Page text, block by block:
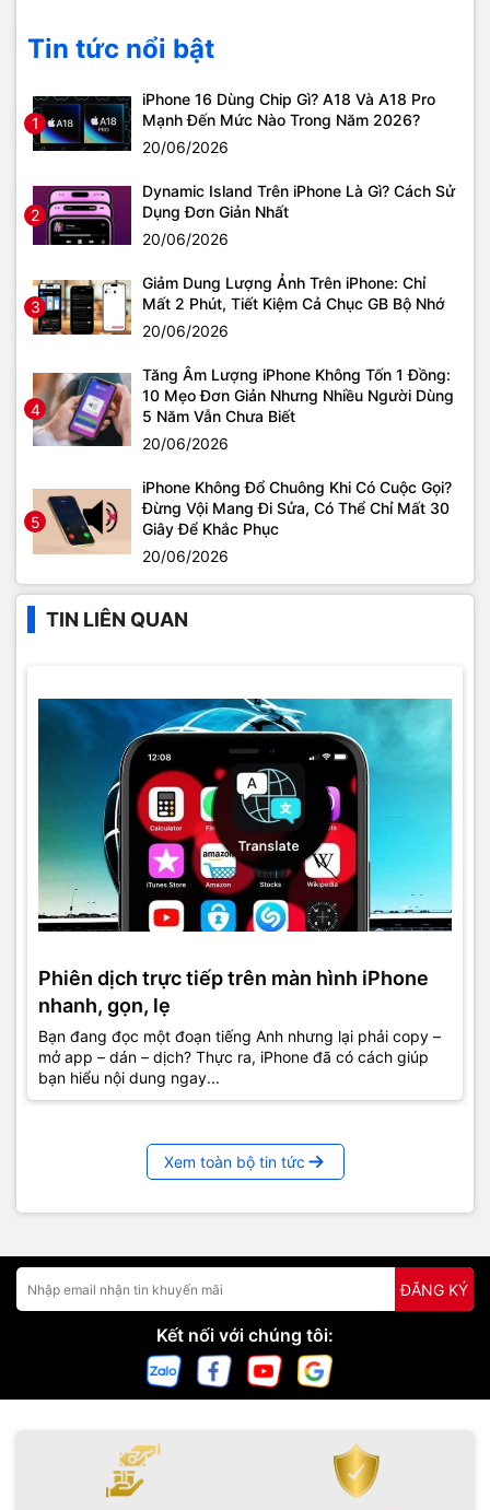
Tin tức nổi bật
1
iPhone 16 Dùng Chip Gì? A18 Và A18 Pro
Mạnh Đến Mức Nào Trong Năm 2026?
20/06/2026
2
Dynamic Island Trên iPhone Là Gì? Cách Sử
Dụng Đơn Giản Nhất
20/06/2026
3
Giảm Dung Lượng Ảnh Trên iPhone: Chỉ
Mất 2 Phút, Tiết Kiệm Cả Chục GB Bộ Nhớ
20/06/2026
4
Tăng Âm Lượng iPhone Không Tốn 1 Đồng:
10 Mẹo Đơn Giản Nhưng Nhiều Người Dùng
5 Năm Vẫn Chưa Biết
20/06/2026
5
iPhone Không Đổ Chuông Khi Có Cuộc Gọi?
Đừng Vội Mang Đi Sửa, Có Thể Chỉ Mất 30
Giây Để Khắc Phục
20/06/2026
TIN LIÊN QUAN
Phiên dịch trực tiếp trên màn hình iPhone
nhanh, gọn, lẹ
Bạn đang đọc một đoạn tiếng Anh nhưng lại phải copy –
mở app – dán – dịch? Thực ra, iPhone đã có cách giúp
bạn hiểu nội dung ngay...
Xem toàn bộ tin tức
ĐĂNG KÝ
Kết nối với chúng tôi: